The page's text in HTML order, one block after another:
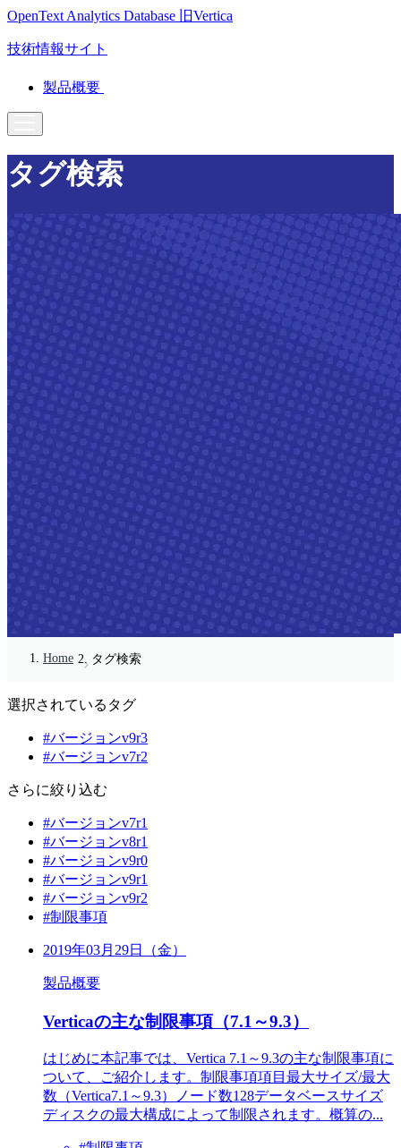
OpenText Analytics Database 旧Vertica
技術情報サイト
製品概要
タグ検索
Home タグ検索
選択されているタグ
#バージョンv9r3
#バージョンv7r2
さらに絞り込む
#バージョンv7r1
#バージョンv8r1
#バージョンv9r0
#バージョンv9r1
#バージョンv9r2
#制限事項
2019年03月29日（金）
製品概要
Verticaの主な制限事項（7.1～9.3）
はじめに本記事では、Vertica 7.1～9.3の主な制限事項に
ついて、ご紹介します。制限事項項目最大サイズ/最大
数（Vertica7.1～9.3）ノード数128データベースサイズ
ディスクの最大構成によって制限されます。概算の...